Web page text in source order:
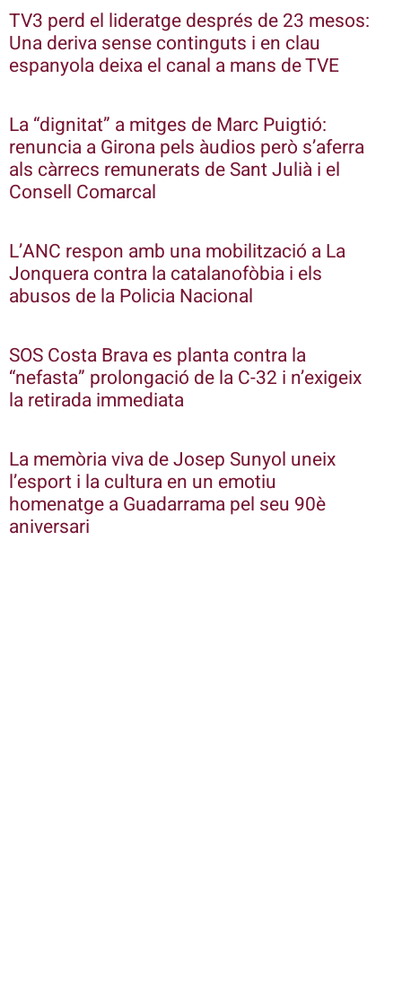
TV3 perd el lideratge després de 23 mesos:
Una deriva sense continguts i en clau
espanyola deixa el canal a mans de TVE
La “dignitat” a mitges de Marc Puigtió:
renuncia a Girona pels àudios però s’aferra
als càrrecs remunerats de Sant Julià i el
Consell Comarcal
L’ANC respon amb una mobilització a La
Jonquera contra la catalanofòbia i els
abusos de la Policia Nacional
SOS Costa Brava es planta contra la
“nefasta” prolongació de la C-32 i n’exigeix
la retirada immediata
La memòria viva de Josep Sunyol uneix
l’esport i la cultura en un emotiu
homenatge a Guadarrama pel seu 90è
aniversari